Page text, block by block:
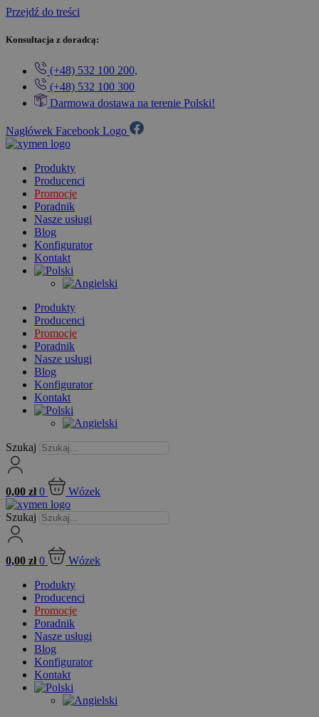
Przejdź do treści
Konsultacja z doradcą:
(+48) 532 100 200,
(+48) 532 100 300
Darmowa dostawa na terenie Polski!
Nagłówek Facebook Logo
Produkty
Producenci
Promocje
Poradnik
Nasze usługi
Blog
Konfigurator
Kontakt
Produkty
Producenci
Promocje
Poradnik
Nasze usługi
Blog
Konfigurator
Kontakt
Szukaj
0,00 zł 0 Wózek
Szukaj
0,00 zł 0
Wózek
Produkty
Producenci
Promocje
Poradnik
Nasze usługi
Blog
Konfigurator
Kontakt